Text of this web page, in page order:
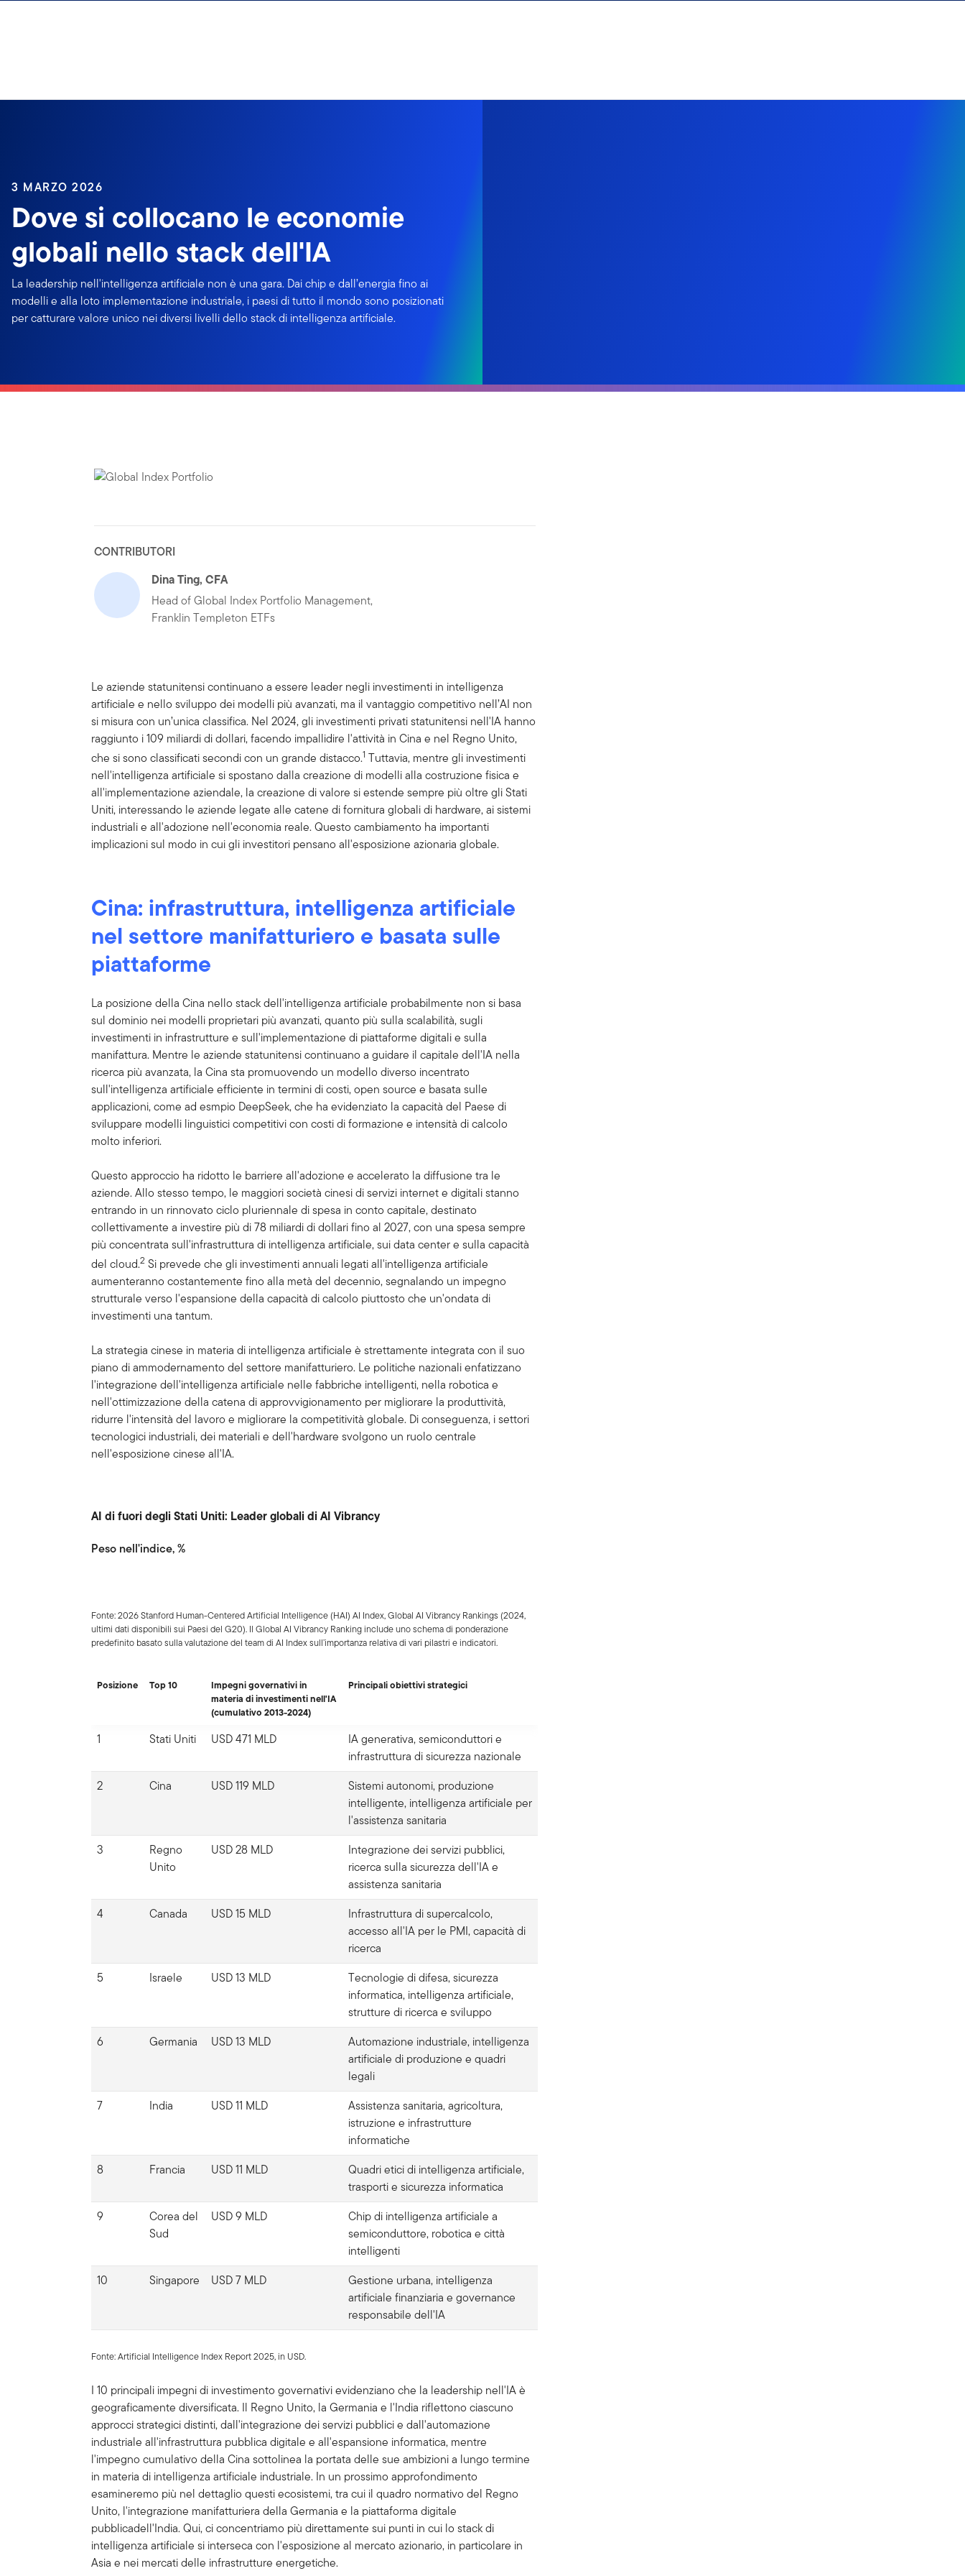
3 MARZO 2026
Dove si collocano le economie
globali nello stack dell'IA
La leadership nell'intelligenza artificiale non è una gara. Dai chip e dall’energia fino ai
modelli e alla loto implementazione industriale, i paesi di tutto il mondo sono posizionati
per catturare valore unico nei diversi livelli dello stack di intelligenza artificiale.
CONTRIBUTORI
Dina Ting, CFA
Head of Global Index Portfolio Management,
Franklin Templeton ETFs
Le aziende statunitensi continuano a essere leader negli investimenti in intelligenza
artificiale e nello sviluppo dei modelli più avanzati, ma il vantaggio competitivo nell’AI non
si misura con un’unica classifica. Nel 2024, gli investimenti privati statunitensi nell'IA hanno
raggiunto i 109 miliardi di dollari, facendo impallidire l'attività in Cina e nel Regno Unito,
che si sono classificati secondi con un grande distacco.1 Tuttavia, mentre gli investimenti
nell'intelligenza artificiale si spostano dalla creazione di modelli alla costruzione fisica e
all'implementazione aziendale, la creazione di valore si estende sempre più oltre gli Stati
Uniti, interessando le aziende legate alle catene di fornitura globali di hardware, ai sistemi
industriali e all'adozione nell'economia reale. Questo cambiamento ha importanti
implicazioni sul modo in cui gli investitori pensano all'esposizione azionaria globale.
Cina: infrastruttura, intelligenza artificiale
nel settore manifatturiero e basata sulle
piattaforme
La posizione della Cina nello stack dell'intelligenza artificiale probabilmente non si basa
sul dominio nei modelli proprietari più avanzati, quanto più sulla scalabilità, sugli
investimenti in infrastrutture e sull'implementazione di piattaforme digitali e sulla
manifattura. Mentre le aziende statunitensi continuano a guidare il capitale dell'IA nella
ricerca più avanzata, la Cina sta promuovendo un modello diverso incentrato
sull'intelligenza artificiale efficiente in termini di costi, open source e basata sulle
applicazioni, come ad esmpio DeepSeek, che ha evidenziato la capacità del Paese di
sviluppare modelli linguistici competitivi con costi di formazione e intensità di calcolo
molto inferiori.
Questo approccio ha ridotto le barriere all'adozione e accelerato la diffusione tra le
aziende. Allo stesso tempo, le maggiori società cinesi di servizi internet e digitali stanno
entrando in un rinnovato ciclo pluriennale di spesa in conto capitale, destinato
collettivamente a investire più di 78 miliardi di dollari fino al 2027, con una spesa sempre
più concentrata sull'infrastruttura di intelligenza artificiale, sui data center e sulla capacità
del cloud.2 Si prevede che gli investimenti annuali legati all'intelligenza artificiale
aumenteranno costantemente fino alla metà del decennio, segnalando un impegno
strutturale verso l'espansione della capacità di calcolo piuttosto che un'ondata di
investimenti una tantum.
La strategia cinese in materia di intelligenza artificiale è strettamente integrata con il suo
piano di ammodernamento del settore manifatturiero. Le politiche nazionali enfatizzano
l'integrazione dell'intelligenza artificiale nelle fabbriche intelligenti, nella robotica e
nell'ottimizzazione della catena di approvvigionamento per migliorare la produttività,
ridurre l'intensità del lavoro e migliorare la competitività globale. Di conseguenza, i settori
tecnologici industriali, dei materiali e dell'hardware svolgono un ruolo centrale
nell'esposizione cinese all'IA.
AI di fuori degli Stati Uniti: Leader globali di AI Vibrancy
Peso nell'indice, %
Fonte: 2026 Stanford Human-Centered Artificial Intelligence (HAI) AI Index, Global AI Vibrancy Rankings (2024,
ultimi dati disponibili sui Paesi del G20). Il Global AI Vibrancy Ranking include uno schema di ponderazione
predefinito basato sulla valutazione del team di AI Index sull’importanza relativa di vari pilastri e indicatori.
Posizione Top 10
Impegni governativi in
materia di investimenti nell'IA
(cumulativo 2013-2024)
Principali obiettivi strategici
1 Stati Uniti USD 471 MLD
IA generativa, semiconduttori e
infrastruttura di sicurezza nazionale
2
Cina USD 119 MLD
Sistemi autonomi, produzione
intelligente, intelligenza artificiale per
l'assistenza sanitaria
3
Regno
Unito
USD 28 MLD
Integrazione dei servizi pubblici,
ricerca sulla sicurezza dell'IA e
assistenza sanitaria
4
Canada USD 15 MLD
Infrastruttura di supercalcolo,
accesso all'IA per le PMI, capacità di
ricerca
5
Israele USD 13 MLD
Tecnologie di difesa, sicurezza
informatica, intelligenza artificiale,
strutture di ricerca e sviluppo
6
Germania USD 13 MLD
Automazione industriale, intelligenza
artificiale di produzione e quadri
legali
7
India USD 11 MLD
Assistenza sanitaria, agricoltura,
istruzione e infrastrutture
informatiche
8
Francia USD 11 MLD
Quadri etici di intelligenza artificiale,
trasporti e sicurezza informatica
9
Corea del
Sud
USD 9 MLD
Chip di intelligenza artificiale a
semiconduttore, robotica e città
intelligenti
10
Singapore USD 7 MLD
Gestione urbana, intelligenza
artificiale finanziaria e governance
responsabile dell'IA
Fonte: Artificial Intelligence Index Report 2025, in USD.
I 10 principali impegni di investimento governativi evidenziano che la leadership nell'IA è
geograficamente diversificata. Il Regno Unito, la Germania e l'India riflettono ciascuno
approcci strategici distinti, dall'integrazione dei servizi pubblici e dall'automazione
industriale all'infrastruttura pubblica digitale e all'espansione informatica, mentre
l'impegno cumulativo della Cina sottolinea la portata delle sue ambizioni a lungo termine
in materia di intelligenza artificiale industriale. In un prossimo approfondimento
esamineremo più nel dettaglio questi ecosistemi, tra cui il quadro normativo del Regno
Unito, l'integrazione manifatturiera della Germania e la piattaforma digitale
pubblicadell'India. Qui, ci concentriamo più direttamente sui punti in cui lo stack di
intelligenza artificiale si interseca con l'esposizione al mercato azionario, in particolare in
Asia e nei mercati delle infrastrutture energetiche.